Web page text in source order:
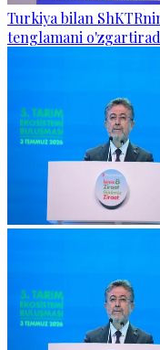
Turkiya bilan
tenglamani